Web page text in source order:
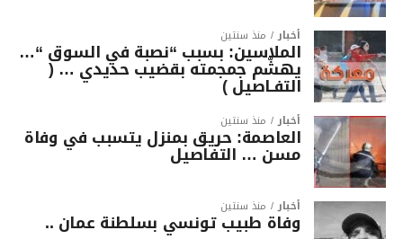
أخبار منذ سنتين
الملاسين: بسبب “نصبة في السوق “…
يهشّم جمجمته بقضيب حديدي … (
التفـاصيل )
أخبار منذ سنتين
العاصمة: حريق بمنزل يتسبب في وفاة
مسن … التفاصيل
أخبار منذ سنتين
وفاة طبيب تونسي بسلطنة عمان ..